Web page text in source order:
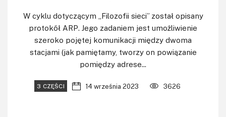
W cyklu dotyczącym „Filozofii sieci” został opisany
protokół ARP. Jego zadaniem jest umożliwienie
szeroko pojętej komunikacji między dwoma
stacjami (jak pamiętamy, tworzy on powiązanie
pomiędzy adrese...
3 CZĘŚCI 14 września 2023 3626